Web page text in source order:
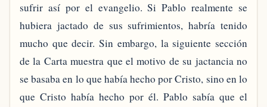
sufrir así por el evangelio. Si Pablo realmente se
hubiera jactado de sus sufrimientos, habría tenido
mucho que decir. Sin embargo, la siguiente sección
de la Carta muestra que el motivo de su jactancia no
se basaba en lo que había hecho por Cristo, sino en lo
que Cristo había hecho por él. Pablo sabía que el